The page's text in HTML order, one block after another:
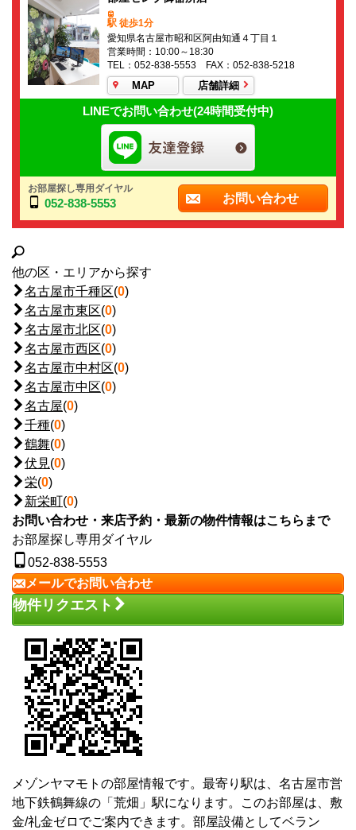
駅 徒歩1分
愛知県名古屋市昭和区阿由知通４丁目１
営業時間：10:00～18:30
TEL：052-838-5553 FAX：052-838-5218
MAP 店舗詳細
LINEでお問い合わせ(24時間受付中)
お部屋探し専用ダイヤル
052-838-5553 お問い合わせ
他の区・エリアから探す
名古屋市千種区(0)
名古屋市東区(0)
名古屋市北区(0)
名古屋市西区(0)
名古屋市中村区(0)
名古屋市中区(0)
名古屋(0)
千種(0)
鶴舞(0)
伏見(0)
栄(0)
新栄町(0)
お問い合わせ・来店予約・最新の物件情報はこちらまで
お部屋探し専用ダイヤル
052-838-5553
メールでお問い合わせ
物件リクエスト
メゾンヤマモトの部屋情報です。最寄り駅は、名古屋市営
地下鉄鶴舞線の「荒畑」駅になります。このお部屋は、敷
金/礼金ゼロでご案内できます。部屋設備としてベラン